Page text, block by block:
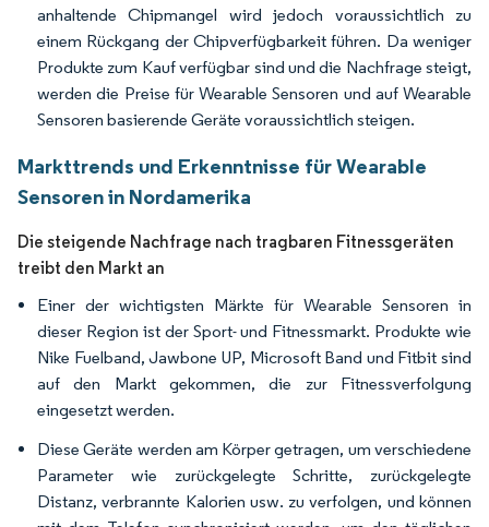
anhaltende Chipmangel wird jedoch voraussichtlich zu
einem Rückgang der Chipverfügbarkeit führen. Da weniger
Produkte zum Kauf verfügbar sind und die Nachfrage steigt,
werden die Preise für Wearable Sensoren und auf Wearable
Sensoren basierende Geräte voraussichtlich steigen.
Markttrends und Erkenntnisse für Wearable
Sensoren in Nordamerika
Die steigende Nachfrage nach tragbaren Fitnessgeräten
treibt den Markt an
Einer der wichtigsten Märkte für Wearable Sensoren in
dieser Region ist der Sport- und Fitnessmarkt. Produkte wie
Nike Fuelband, Jawbone UP, Microsoft Band und Fitbit sind
auf den Markt gekommen, die zur Fitnessverfolgung
eingesetzt werden.
Diese Geräte werden am Körper getragen, um verschiedene
Parameter wie zurückgelegte Schritte, zurückgelegte
Distanz, verbrannte Kalorien usw. zu verfolgen, und können